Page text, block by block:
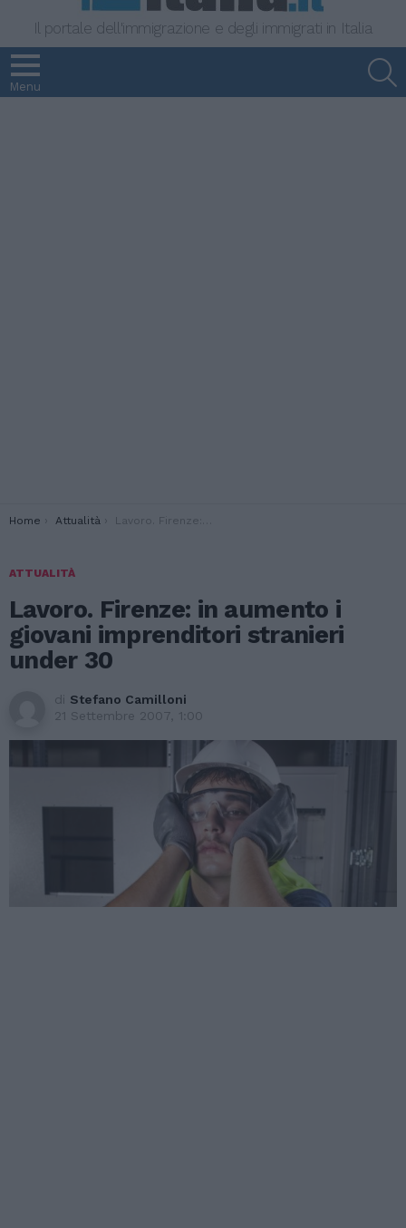
Il portale dell'immigrazione e degli immigrati in Italia
Menu
You are here:
Home Attualità Lavoro. Firenze: in aumento i giovani imprenditori stranieri under 30
ATTUALITÀ
Lavoro. Firenze: in aumento i
giovani imprenditori stranieri
under 30
di Stefano Camilloni
21 Settembre 2007, 1:00